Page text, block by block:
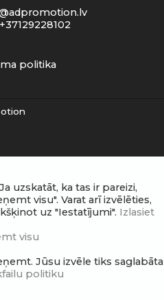
+37129228102
politika
uzskatāt, ka tas ir pareizi,
visu". Varat arī izvēlēties,
uz "Iestatījumi". Izlasiet
visu
Jūsu izvēle tiks saglabāta
politiku